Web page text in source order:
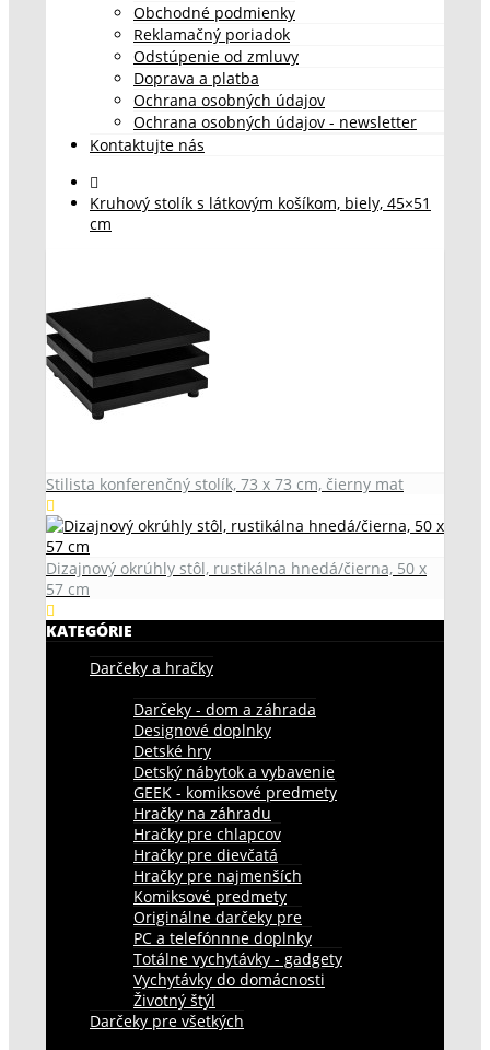
Obchodné podmienky
Reklamačný poriadok
Odstúpenie od zmluvy
Doprava a platba
Ochrana osobných údajov
Ochrana osobných údajov - newsletter
Kontaktujte nás
Kruhový stolík s látkovým košíkom, biely, 45×51
cm
Stilista konferenčný stolík, 73 x 73 cm, čierny mat
Dizajnový okrúhly stôl, rustikálna hnedá/čierna, 50 x
57 cm
KATEGÓRIE
Darčeky a hračky
Darčeky - dom a záhrada
Designové doplnky
Detské hry
Detský nábytok a vybavenie
GEEK - komiksové predmety
Hračky na záhradu
Hračky pre chlapcov
Hračky pre dievčatá
Hračky pre najmenších
Komiksové predmety
Originálne darčeky pre
PC a telefónnne doplnky
Totálne vychytávky - gadgety
Vychytávky do domácnosti
Životný štýl
Darčeky pre všetkých